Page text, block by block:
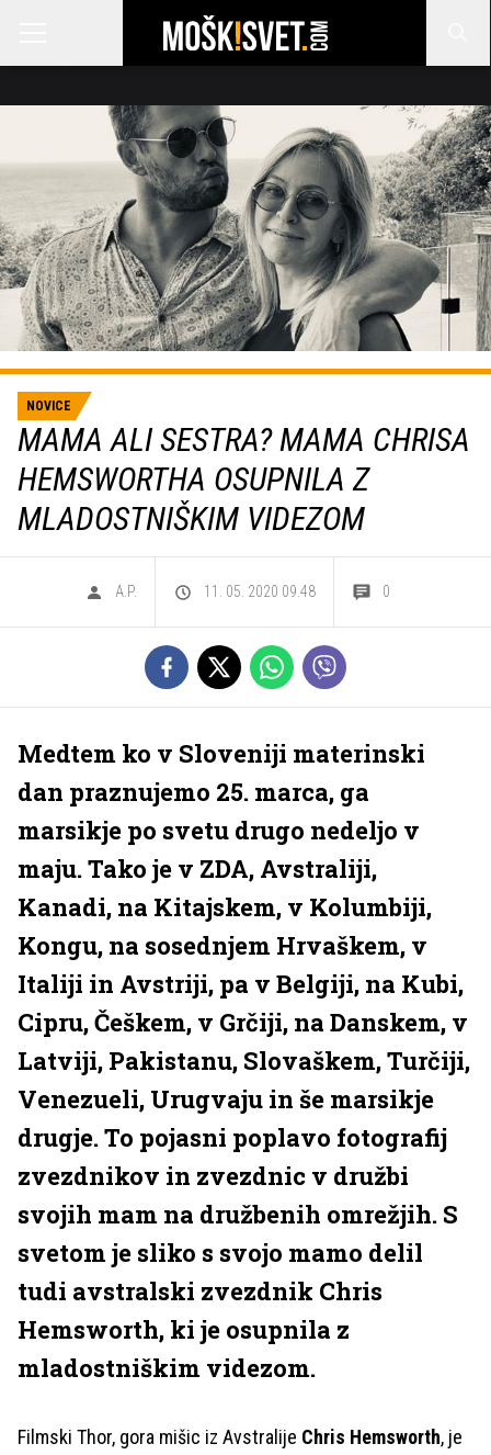
NOVICE
MAMA ALI SESTRA? MAMA CHRISA
HEMSWORTHA OSUPNILA Z
MLADOSTNIŠKIM VIDEZOM
A.P. 11. 05. 2020 09.48 0
Medtem ko v Sloveniji materinski
dan praznujemo 25. marca, ga
marsikje po svetu drugo nedeljo v
maju. Tako je v ZDA, Avstraliji,
Kanadi, na Kitajskem, v Kolumbiji,
Kongu, na sosednjem Hrvaškem, v
Italiji in Avstriji, pa v Belgiji, na Kubi,
Cipru, Češkem, v Grčiji, na Danskem, v
Latviji, Pakistanu, Slovaškem, Turčiji,
Venezueli, Urugvaju in še marsikje
drugje. To pojasni poplavo fotografij
zvezdnikov in zvezdnic v družbi
svojih mam na družbenih omrežjih. S
svetom je sliko s svojo mamo delil
tudi avstralski zvezdnik Chris
Hemsworth, ki je osupnila z
mladostniškim videzom.
Filmski Thor, gora mišic iz Avstralije Chris Hemsworth, je